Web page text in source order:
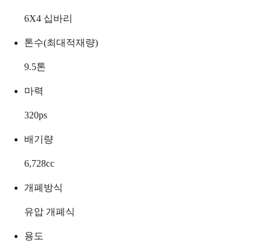
6X4 십바리
톤수(최대적재량)
9.5톤
마력
320ps
배기량
6,728cc
개폐방식
유압 개폐식
용도